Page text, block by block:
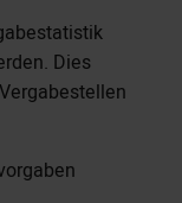
Dies